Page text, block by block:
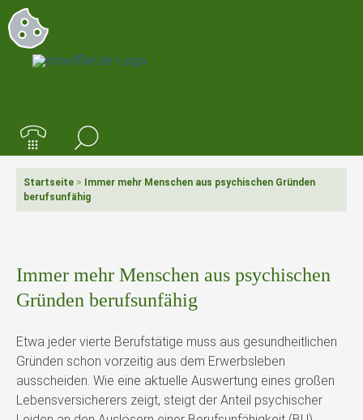
Startseite >
Immer mehr Menschen aus psychischen Gründen
berufsunfähig
Immer mehr Menschen aus psychischen
Gründen berufsunfähig
Etwa jeder vierte Berufstätige muss aus gesundheitlichen
Gründen schon vorzeitig aus dem Erwerbsleben
ausscheiden. Wie eine aktuelle Auswertung eines großen
Lebensversicherers zeigt, steigt der Anteil psychischer